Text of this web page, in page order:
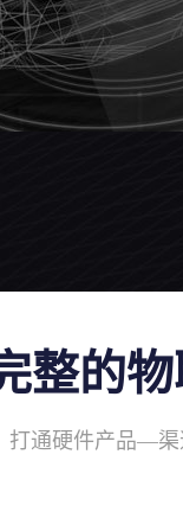
整的
打通硬件产品—